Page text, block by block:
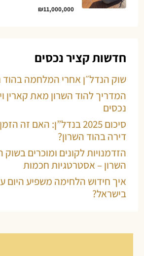
₪11,000,000
חדשות קציר נכסים
שוק הנדל״ן אחרי המלחמה בהוד
המדריך להוד השרון מאת קארין
נכסים
סיכום 2025 בנדל”ן: האם זה
דירה בהוד השרון?
הזדמנויות לקונים ומוכרים בשוק
השרון – אסטרטגיות חכמות
איך חידוש הלחימה משפיע היום
בישראל?